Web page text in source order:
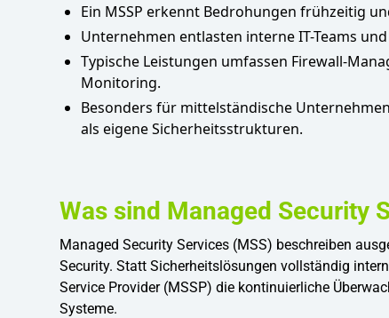
Ein MSSP erkennt Bedrohungen frühzeitig
Unternehmen entlasten interne IT-Teams
Typische Leistungen umfassen Firewall-
Monitoring.
Besonders für mittelständische
als eigene Sicherheitsstrukturen.
Was sind Managed Security
Managed Security Services (MSS) beschreiben
Security. Statt Sicherheitslösungen vollständig
Service Provider (MSSP) die kontinuierliche
Systeme.